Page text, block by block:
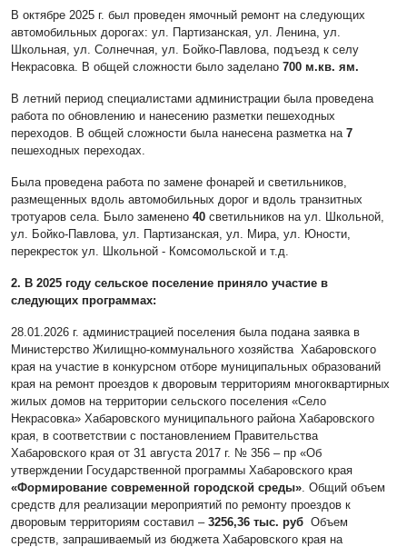
В октябре 2025 г. был проведен ямочный ремонт на следующих
автомобильных дорогах: ул. Партизанская, ул. Ленина, ул.
Школьная, ул. Солнечная, ул. Бойко-Павлова, подъезд к селу
Некрасовка. В общей сложности было заделано 700 м.кв. ям.
В летний период специалистами администрации была проведена
работа по обновлению и нанесению разметки пешеходных
переходов. В общей сложности была нанесена разметка на 7
пешеходных переходах.
Была проведена работа по замене фонарей и светильников,
размещенных вдоль автомобильных дорог и вдоль транзитных
тротуаров села. Было заменено 40 светильников на ул. Школьной,
ул. Бойко-Павлова, ул. Партизанская, ул. Мира, ул. Юности,
перекресток ул. Школьной - Комсомольской и т.д.
2. В 2025 году сельское поселение приняло участие в
следующих программах:
28.01.2026 г. администрацией поселения была подана заявка в
Министерство Жилищно-коммунального хозяйства Хабаровского
края на участие в конкурсном отборе муниципальных образований
края на ремонт проездов к дворовым территориям многоквартирных
жилых домов на территории сельского поселения «Село
Некрасовка» Хабаровского муниципального района Хабаровского
края, в соответствии с постановлением Правительства
Хабаровского края от 31 августа 2017 г. № 356 – пр «Об
утверждении Государственной программы Хабаровского края
«Формирование современной городской среды» . Общий объем
средств для реализации мероприятий по ремонту проездов к
дворовым территориям составил – 3256,36 тыс. руб Объем
средств, запрашиваемый из бюджета Хабаровского края на